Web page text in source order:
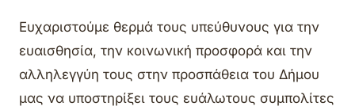
Ευχαριστούμε θερμά τους υπεύθυνους για την
ευαισθησία, την κοινωνική προσφορά και την
αλληλεγγύη τους στην προσπάθεια του Δήμου
μας να υποστηρίξει τους ευάλωτους συμπολίτες